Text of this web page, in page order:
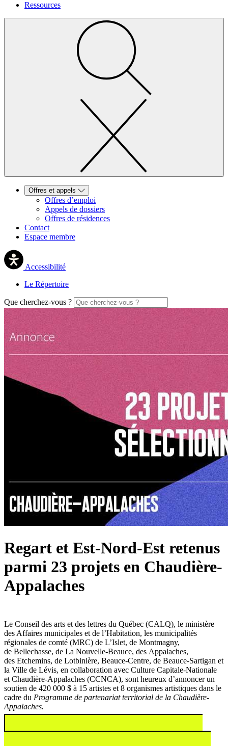
Ressources
Offres et appels
Offres d’emploi
Appels de dossiers
Offres de résidences
Contact
Espace membre
Accessibilité
Le Répertoire
Que cherchez-vous ?
Regart et Est-Nord-Est retenus
parmi 23 projets en Chaudière-
Appalaches
Le Conseil des arts et des lettres du Québec (CALQ), le ministère
des Affaires municipales et de l’Habitation, les municipalités
régionales de comté (MRC) de L’Islet, de Montmagny,
de Bellechasse, de La Nouvelle-Beauce, des Appalaches,
des Etchemins, de Lotbinière, Beauce-Centre, de Beauce-Sartigan et
la Ville de Lévis, en collaboration avec Culture Capitale-Nationale
et Chaudière-Appalaches (CCNCA), sont heureux d’annoncer un
soutien de 420 000 $ à 15 artistes et 8 organismes artistiques dans le
cadre du Programme de partenariat territorial de la Chaudière-
Appalaches.